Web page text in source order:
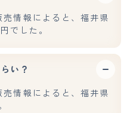
情報によると、福井県
でした。
い？
情報によると、福井県